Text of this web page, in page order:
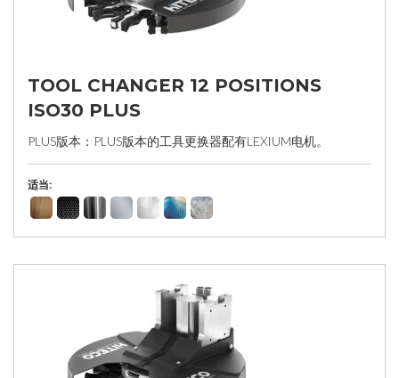
TOOL CHANGER 12 POSITIONS
ISO30 PLUS
PLUS版本：PLUS版本的工具更换器配有LEXIUM电机。
适当: